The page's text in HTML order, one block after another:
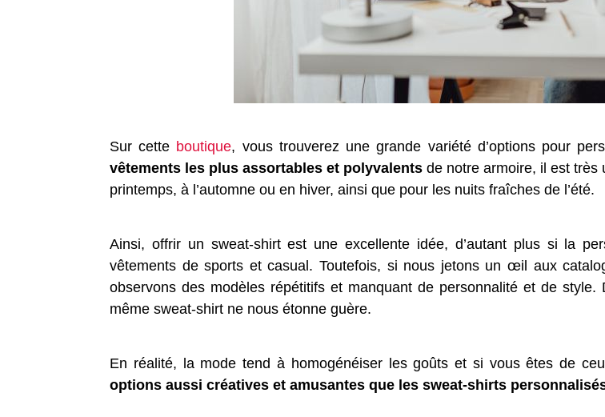
Sur cette boutique, vous trouverez une grande variété d’options pour
vêtements les plus assortables et polyvalents de notre armoire, il est très
printemps, à l’automne ou en hiver, ainsi que pour les nuits fraîches de l’été.
Ainsi, offrir un sweat-shirt est une excellente idée, d’autant plus si la
vêtements de sports et casual. Toutefois, si nous jetons un œil aux
observons des modèles répétitifs et manquant de personnalité et de
même sweat-shirt ne nous étonne guère.
En réalité, la mode tend à homogénéiser les goûts et si vous êtes de
options aussi créatives et amusantes que les sweat-shirts